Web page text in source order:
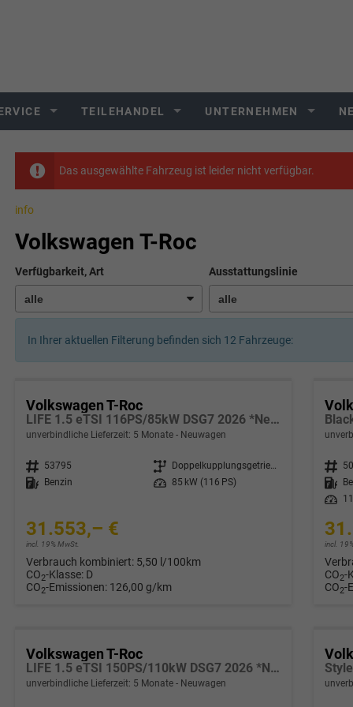
TEILEHANDEL UNTERNEHMEN
Das ausgewählte Fahrzeug ist leider nicht verfügbar.
info
Volkswagen T-Roc
Verfügbarkeit, Art Ausstattungslinie
In Ihrer aktuellen Filterung befinden sich 12 Fahrzeuge:
Volkswagen T-Roc
LIFE 1.5 eTSI 116PS/85kW DSG7 2026 *Neues Modell*
unverbindliche Lieferzeit: 5 Monate Neuwagen
Fahrzeugnr. 53795 Getriebe
Doppelkupplungsgetriebe (DSG)
Kraftstoff
Benzin Leistung 85 kW (116 PS)
31.553,– €
incl. 19% MwSt.
Verbrauch kombiniert: 5,50 l/100km
CO2-Klasse: D
CO2-Emissionen: 126,00 g/km
Fahrzeugnr.
Kraftstoff
Leistung
incl.
CO2-
CO2-
Volkswagen T-Roc
LIFE 1.5 eTSI 150PS/110kW DSG7 2026 *Neues Modell*
unverbindliche Lieferzeit: 5 Monate Neuwagen